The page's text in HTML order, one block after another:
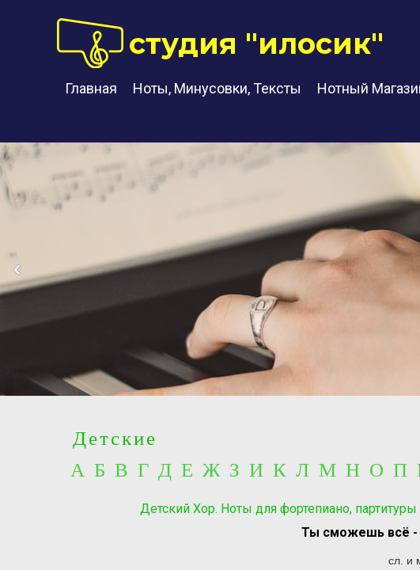
Главная Ноты, Минусовки, Тексты Нотный
студия "илосик"
А Б В Г Д Е Ж З И К Л М Н О
Детские
Детский Хор. Ноты для фортепиано,
Ты сможешь всё -
сл. и